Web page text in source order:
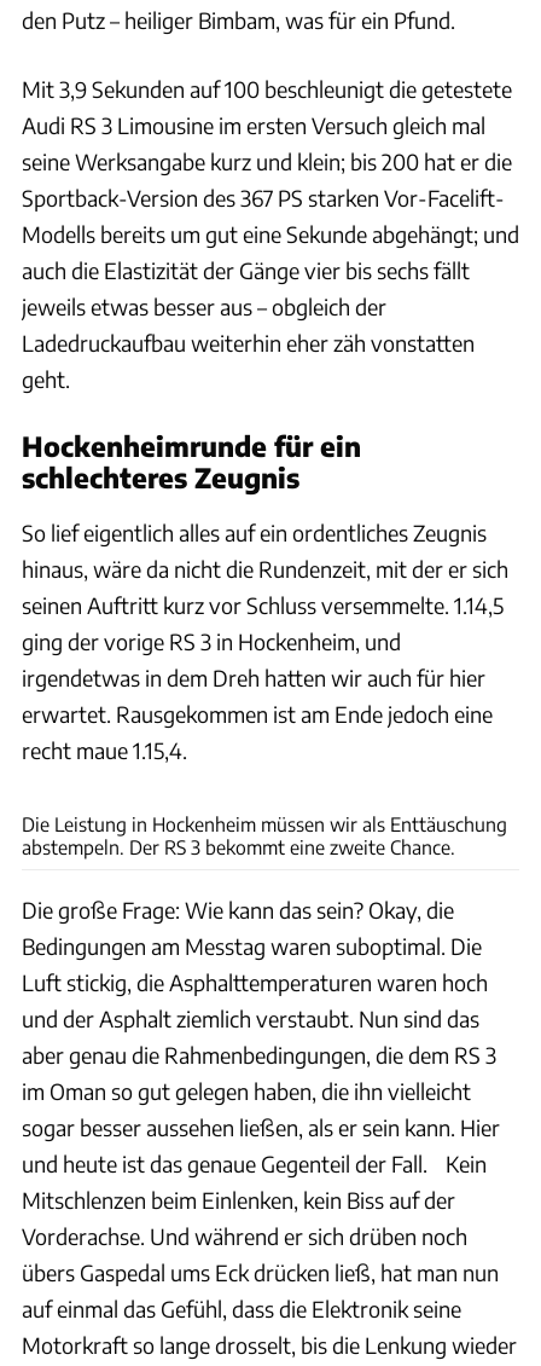
den Putz – heiliger Bimbam, was für ein Pfund.
Mit 3,9 Sekunden auf 100 beschleunigt die getestete
Audi RS 3 Limousine im ersten Versuch gleich mal
seine Werksangabe kurz und klein; bis 200 hat er die
Sportback-Version des 367 PS starken Vor-Facelift-
Modells bereits um gut eine Sekunde abgehängt; und
auch die Elastizität der Gänge vier bis sechs fällt
jeweils etwas besser aus – obgleich der
Ladedruckaufbau weiterhin eher zäh vonstatten
geht.
Hockenheimrunde für ein
schlechteres Zeugnis
So lief eigentlich alles auf ein ordentliches Zeugnis
hinaus, wäre da nicht die Rundenzeit, mit der er sich
seinen Auftritt kurz vor Schluss versemmelte. 1.14,5
ging der vorige RS 3 in Hockenheim, und
irgendetwas in dem Dreh hatten wir auch für hier
erwartet. Rausgekommen ist am Ende jedoch eine
recht maue 1.15,4.
Die Leistung in Hockenheim müssen wir als Enttäuschung
abstempeln. Der RS 3 bekommt eine zweite Chance.
Die große Frage: Wie kann das sein? Okay, die
Bedingungen am Messtag waren suboptimal. Die
Luft stickig, die Asphalttemperaturen waren hoch
und der Asphalt ziemlich verstaubt. Nun sind das
aber genau die Rahmenbedingungen, die dem RS 3
im Oman so gut gelegen haben, die ihn vielleicht
sogar besser aussehen ließen, als er sein kann. Hier
und heute ist das genaue Gegenteil der Fall. Kein
Mitschlenzen beim Einlenken, kein Biss auf der
Vorderachse. Und während er sich drüben noch
übers Gaspedal ums Eck drücken ließ, hat man nun
auf einmal das Gefühl, dass die Elektronik seine
Motorkraft so lange drosselt, bis die Lenkung wieder